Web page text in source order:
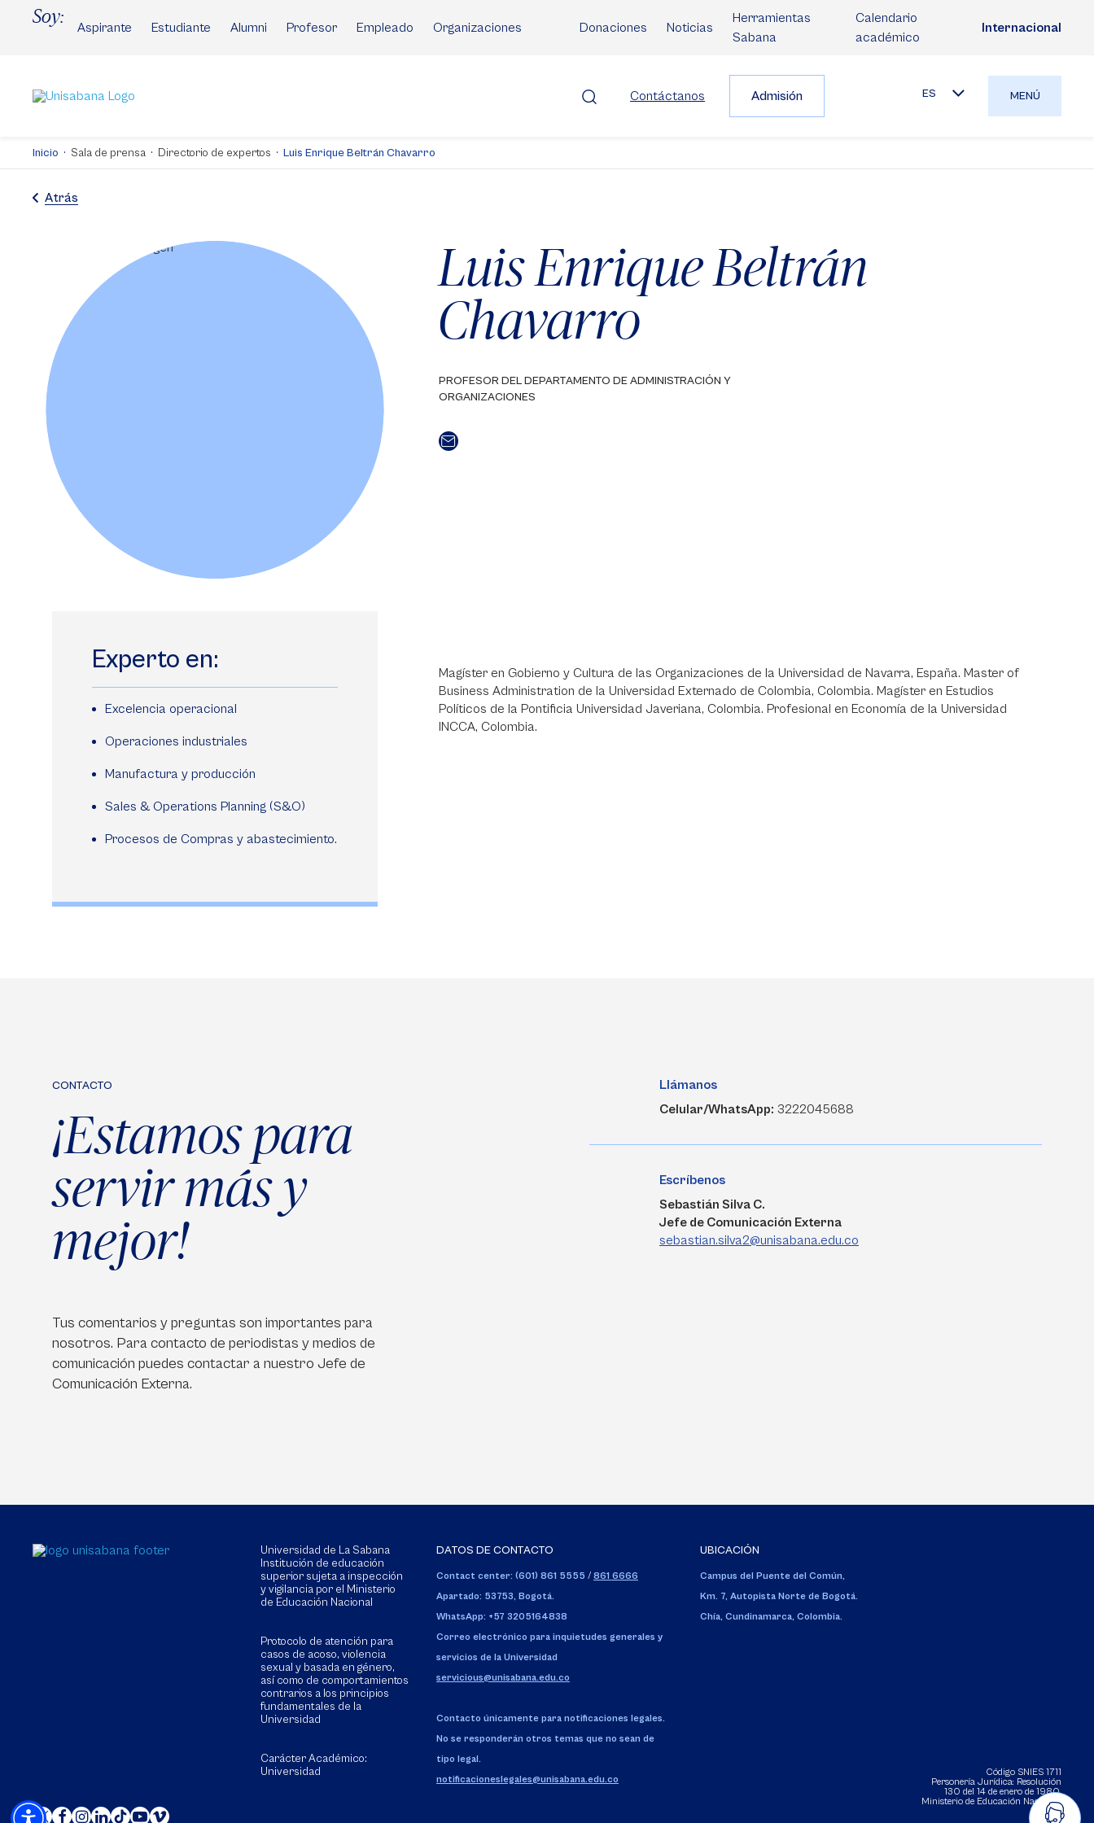
Soy:
Aspirante Estudiante Alumni Profesor Empleado Organizaciones Donaciones Noticias
Herramientas
Sabana
Calendario
académico
Internacional
Contáctanos Admisión ES MENÚ
Inicio Sala de prensa Directorio de expertos Luis Enrique Beltrán Chavarro
Atrás
Luis Enrique Beltrán
Chavarro
PROFESOR DEL DEPARTAMENTO DE ADMINISTRACIÓN Y
ORGANIZACIONES
Experto en:
Excelencia operacional
Operaciones industriales
Manufactura y producción
Sales & Operations Planning (S&O)
Procesos de Compras y abastecimiento.
Magíster en Gobierno y Cultura de las Organizaciones de la Universidad de Navarra, España. Master of
Business Administration de la Universidad Externado de Colombia, Colombia. Magíster en Estudios
Políticos de la Pontificia Universidad Javeriana, Colombia. Profesional en Economía de la Universidad
INCCA, Colombia.
CONTACTO
¡Estamos para
servir más y
mejor!
Tus comentarios y preguntas son importantes para
nosotros. Para contacto de periodistas y medios de
comunicación puedes contactar a nuestro Jefe de
Comunicación Externa.
Llámanos
Celular/WhatsApp: 3222045688
Escríbenos
Sebastián Silva C.
Jefe de Comunicación Externa
sebastian.silva2@unisabana.edu.co
Universidad de La Sabana
Institución de educación
superior sujeta a inspección
y vigilancia por el Ministerio
de Educación Nacional
Protocolo de atención para
casos de acoso, violencia
sexual y basada en género,
así como de comportamientos
contrarios a los principios
fundamentales de la
Universidad
Carácter Académico:
Universidad
DATOS DE CONTACTO
Contact center: (601) 861 5555 / 861 6666
Apartado: 53753, Bogotá.
WhatsApp: +57 3205164838
Correo electrónico para inquietudes generales y
servicios de la Universidad
servicious@unisabana.edu.co
Contacto únicamente para notificaciones legales.
No se responderán otros temas que no sean de
tipo legal.
notificacioneslegales@unisabana.edu.co
UBICACIÓN
Campus del Puente del Común,
Km. 7, Autopista Norte de Bogotá.
Chía, Cundinamarca, Colombia.
Código SNIES 1711
Personería Jurídica: Resolución
130 del 14 de enero de 1980.
Ministerio de Educación Nacional.